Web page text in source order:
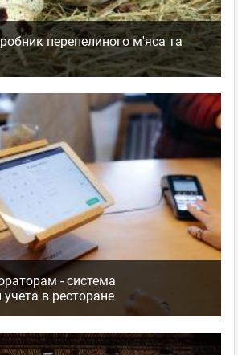
перепелиного м'яса та
- система
в ресторане